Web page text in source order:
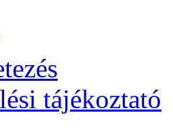
tájékoztató